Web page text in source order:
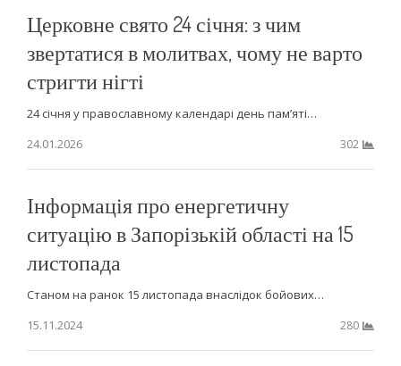
Церковне свято 24 січня: з чим
звертатися в молитвах, чому не варто
стригти нігті
24 січня у православному календарі день пам’яті…
24.01.2026
302
Інформація про енергетичну
ситуацію в Запорізькій області на 15
листопада
Станом на ранок 15 листопада внаслідок бойових…
15.11.2024
280